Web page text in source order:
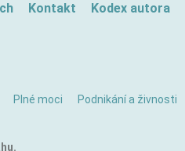
Kontakt Kodex autora
Plné moci Podnikání a živnosti